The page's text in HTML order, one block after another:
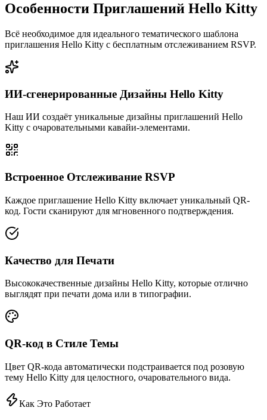
Особенности Приглашений Hello Kitty
Всё необходимое для идеального тематического шаблона
приглашения Hello Kitty с бесплатным отслеживанием RSVP.
ИИ-сгенерированные Дизайны Hello Kitty
Наш ИИ создаёт уникальные дизайны приглашений Hello
Kitty с очаровательными кавайи-элементами.
Встроенное Отслеживание RSVP
Каждое приглашение Hello Kitty включает уникальный QR-
код. Гости сканируют для мгновенного подтверждения.
Качество для Печати
Высококачественные дизайны Hello Kitty, которые отлично
выглядят при печати дома или в типографии.
QR-код в Стиле Темы
Цвет QR-кода автоматически подстраивается под розовую
тему Hello Kitty для целостного, очаровательного вида.
Как Это Работает